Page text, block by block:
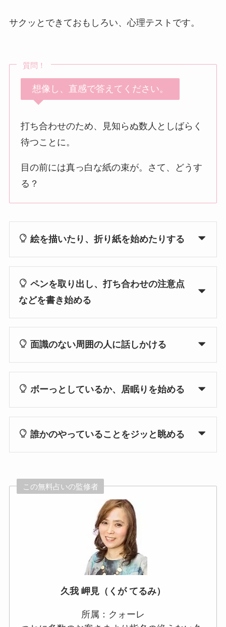
サクッとできておもしろい、心理テストです。
質問！
想像し、直感で答えてください。
打ち合わせのため、見知らぬ数人としばらく
待つことに。
目の前には真っ白な紙の束が。さて、どうす
る？
絵を描いたり、折り紙を始めたりする
ペンを取り出し、打ち合わせの注意点
などを書き始める
面識のない周囲の人に話しかける
ボーっとしているか、居眠りを始める
誰かのやっていることをジッと眺める
この無料占いの監修者
久我 岬見（くが てるみ）
所属：クォーレ